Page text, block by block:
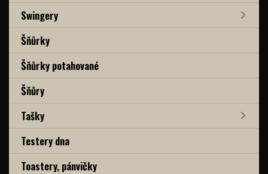
Swingery
Šňůrky
Šňůrky potahované
Šňůry
Tašky
Testery dna
Toastery, pánvičky